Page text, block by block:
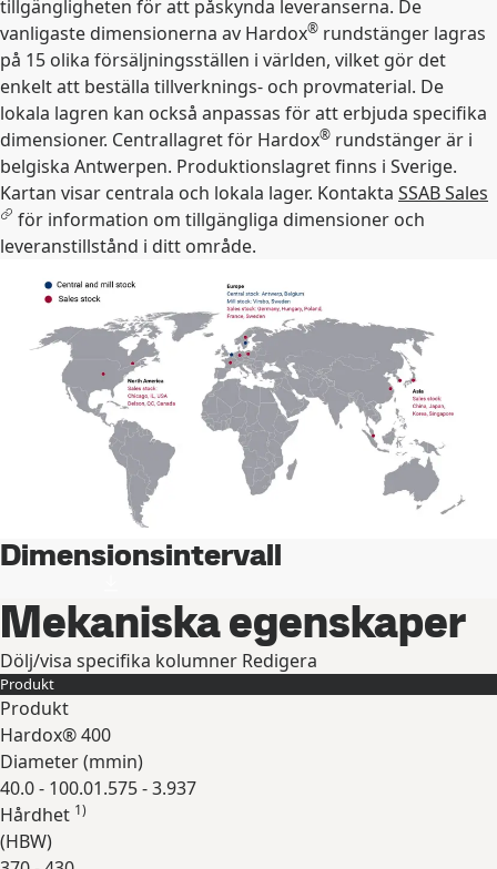
tillgängligheten för att påskynda leveranserna. De
vanligaste dimensionerna av Hardox® rundstänger lagras
på 15 olika försäljningsställen i världen, vilket gör det
enkelt att beställa tillverknings- och provmaterial. De
lokala lagren kan också anpassas för att erbjuda specifika
dimensioner. Centrallagret för Hardox® rundstänger är i
belgiska Antwerpen. Produktionslagret finns i Sverige.
Kartan visar centrala och lokala lager. Kontakta SSAB Sales
för information om tillgängliga dimensioner och
leveranstillstånd i ditt område.
Dimensionsintervall
Mekaniska egenskaper
Dölj/visa specifika kolumner Redigera
Produkt
Produkt
Hardox® 400
Diameter (mmin)
40.0 - 100.01.575 - 3.937
Hårdhet 1)
(HBW)